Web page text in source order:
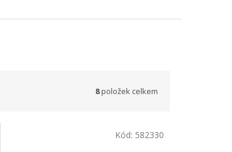
8položek celkem
Kód: 582330